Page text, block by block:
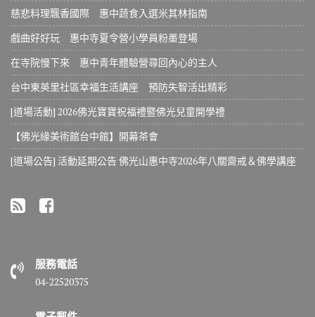
慈悲料理飄香國際 惠中蔬食入選米其林指南
戲曲好好玩 惠中寺夏令營小學員粉墨登場
在寺院慢下來 惠中青年體驗營尋回內心的主人
台中東英里社區幸福生活講座 預防失智活出精彩
[道場活動] 2026佛光寶寶祝福禮暨佛光兒童開學禮
【佛光緣美術館台中館】開幕茶會
[道場公告] 活動延期公告 佛光山惠中寺2026年八關齋戒＆佛學講座
服務電話
04-22520375